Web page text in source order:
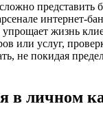
представить
интернет-
упрощает жизнь
или услуг,
не покидая
в личном